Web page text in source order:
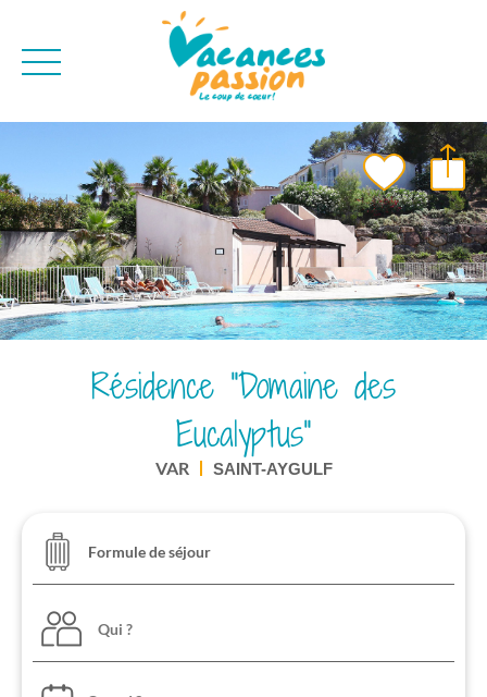
MONTAGNE
VILLES
ENVIE D'AILLEURS
BONS PLANS
QUI SOMMES-
BLOG
BROCHURES
NEWSLETTER
Résidence "Domaine des
Eucalyptus"
VAR SAINT-AYGULF
Qui ?